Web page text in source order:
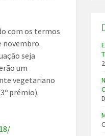
com os termos
novembro.
seja
um
vegetariano
prémio).